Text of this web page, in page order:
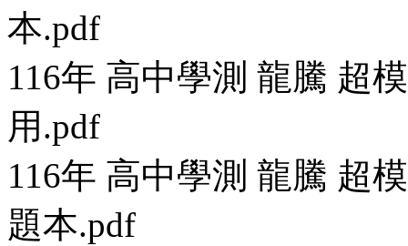
本.pdf
116年 高中學測 龍騰 超
用.pdf
116年 高中學測 龍騰 超
題本.pdf